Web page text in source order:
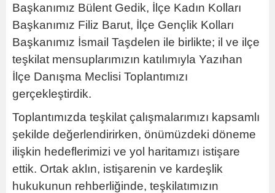
Başkanımız Bülent Gedik, İlçe Kadın Kolları
Başkanımız Filiz Barut, İlçe Gençlik Kolları
Başkanımız İsmail Taşdelen ile birlikte; il ve ilçe
teşkilat mensuplarımızın katılımıyla Yazıhan
İlçe Danışma Meclisi Toplantımızı
gerçekleştirdik.
Toplantımızda teşkilat çalışmalarımızı kapsamlı
şekilde değerlendirirken, önümüzdeki döneme
ilişkin hedeflerimizi ve yol haritamızı istişare
ettik. Ortak aklın, istişarenin ve kardeşlik
hukukunun rehberliğinde, teşkilatımızın